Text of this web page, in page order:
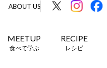
ABOUT US
MEETUP
食べて学ぶ
RECIPE
レシピ